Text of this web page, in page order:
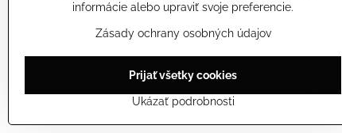
©2026
informácie alebo upraviť svoje preferencie.
Zásady ochrany osobných údajov
Ukázať podrobnosti
Prijať všetky cookies